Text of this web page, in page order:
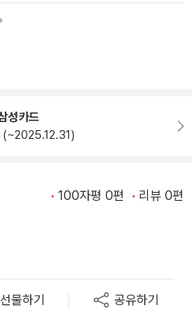
성카드
(~2025.12.31)
100자평 0편 리뷰 0편
선물하기 공유하기